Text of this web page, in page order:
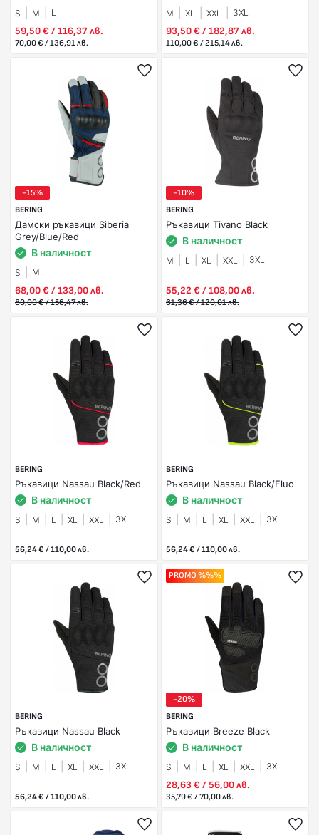
S M L
59,50 € / 116,37 лв.
70,00 € / 136,91 лв.
M XL XXL 3XL
93,50 € / 182,87 лв.
110,00 € / 215,14 лв.
-15%
BERING
Дамски ръкавици Siberia
Grey/Blue/Red
В наличност
S M
68,00 € / 133,00 лв.
80,00 € / 156,47 лв.
-10%
BERING
Ръкавици Tivano Black
В наличност
M L XL XXL 3XL
55,22 € / 108,00 лв.
61,36 € / 120,01 лв.
BERING
Ръкавици Nassau Black/Red
В наличност
S M L XL XXL 3XL
56,24 € / 110,00 лв.
BERING
Ръкавици Nassau Black/Fluo
В наличност
S M L XL XXL 3XL
56,24 € / 110,00 лв.
BERING
Ръкавици Nassau Black
В наличност
S M L XL XXL 3XL
56,24 € / 110,00 лв.
PROMO %%%
-20%
BERING
Ръкавици Breeze Black
В наличност
S M L XL XXL 3XL
28,63 € / 56,00 лв.
35,79 € / 70,00 лв.